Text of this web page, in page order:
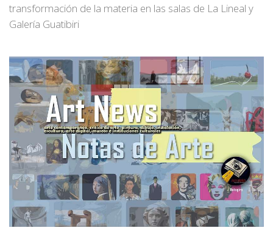
transformación de la materia en las salas de La Lineal y
Galería Guatibiri